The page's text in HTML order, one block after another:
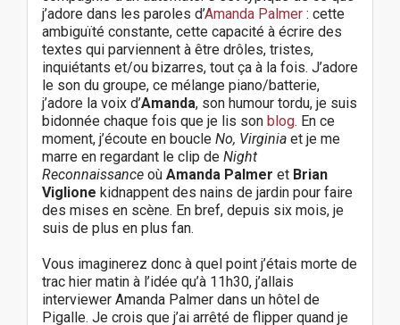
j’adore dans les paroles d’Amanda Palmer : cette
ambiguïté constante, cette capacité à écrire des
textes qui parviennent à être drôles, tristes,
inquiétants et/ou bizarres, tout ça à la fois. J’adore
le son du groupe, ce mélange piano/batterie,
j’adore la voix d’Amanda, son humour tordu, je suis
bidonnée chaque fois que je lis son blog. En ce
moment, j’écoute en boucle No, Virginia et je me
marre en regardant le clip de Night
Reconnaissance où Amanda Palmer et Brian
Viglione kidnappent des nains de jardin pour faire
des mises en scène. En bref, depuis six mois, je
suis de plus en plus fan.
Vous imaginerez donc à quel point j’étais morte de
trac hier matin à l’idée qu’à 11h30, j’allais
interviewer Amanda Palmer dans un hôtel de
Pigalle. Je crois que j’ai arrêté de flipper quand je